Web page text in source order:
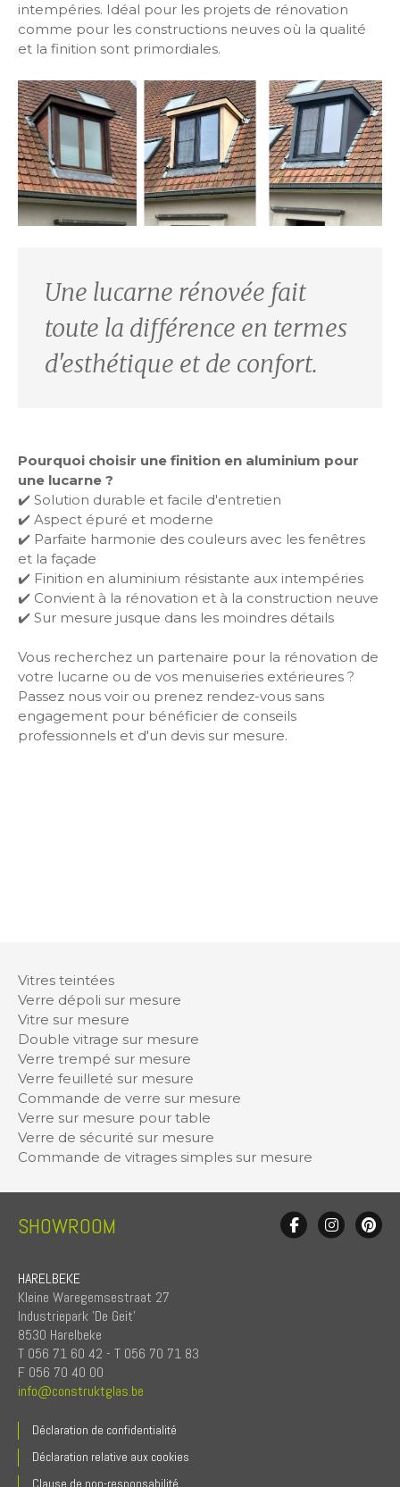
intempéries. Idéal pour les projets de rénovation
comme pour les constructions neuves où la qualité
et la finition sont primordiales.
Une lucarne rénovée fait
toute la différence en termes
d'esthétique et de confort.
Pourquoi choisir une finition en aluminium pour
une lucarne ?
✔️ Solution durable et facile d'entretien
✔️ Aspect épuré et moderne
✔️ Parfaite harmonie des couleurs avec les fenêtres
et la façade
✔️ Finition en aluminium résistante aux intempéries
✔️ Convient à la rénovation et à la construction neuve
✔️ Sur mesure jusque dans les moindres détails
Vous recherchez un partenaire pour la rénovation de
votre lucarne ou de vos menuiseries extérieures ?
Passez nous voir ou prenez rendez-vous sans
engagement pour bénéficier de conseils
professionnels et d'un devis sur mesure.
Vitres teintées
Verre dépoli sur mesure
Vitre sur mesure
Double vitrage sur mesure
Verre trempé sur mesure
Verre feuilleté sur mesure
Commande de verre sur mesure
Verre sur mesure pour table
Verre de sécurité sur mesure
Commande de vitrages simples sur mesure
SHOWROOM
HARELBEKE
Kleine Waregemsestraat 27
Industriepark 'De Geit'
8530 Harelbeke
T 056 71 60 42 - T 056 70 71 83
F 056 70 40 00
info@construktglas.be
Déclaration de confidentialité
Déclaration relative aux cookies
Clause de non-responsabilité